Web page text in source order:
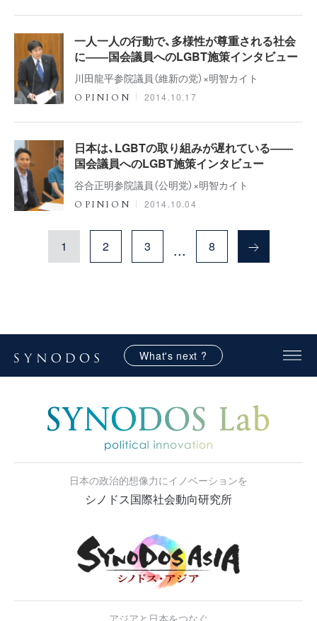
一人一人の行動で、多様性が尊重される社会
に――国会議員へのLGBT施策インタビュー
川田龍平参院議員（維新の党）×明智カイト
OPINION 2014.10.17
日本は、LGBTの取り組みが遅れている――
国会議員へのLGBT施策インタビュー
谷合正明参院議員（公明党）×明智カイト
OPINION 2014.10.04
1 2 3 ... 8
What's next ?
日本の政治的想像力にイノベーションを
シノドス国際社会動向研究所
アジアと日本をつなぐ